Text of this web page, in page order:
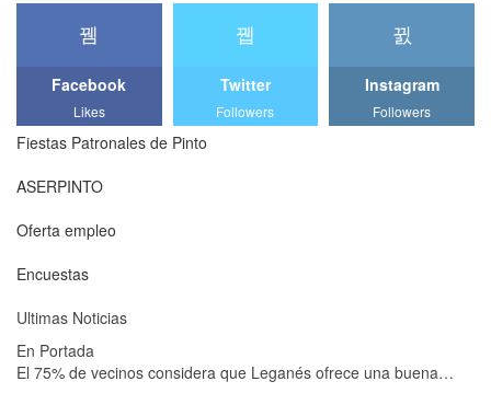
Facebook
Likes
Twitter
Followers
Instagram
Followers
Fiestas Patronales de Pinto
ASERPINTO
Oferta empleo
Encuestas
Ultimas Noticias
En Portada
El 75% de vecinos considera que Leganés ofrece una buena…